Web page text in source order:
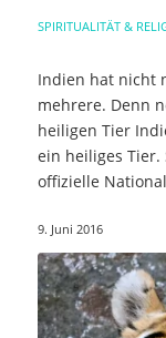
SPIRITUALITÄT &
Indien hat nicht
mehrere. Denn
heiligen Tier
ein heiliges Tier.
offizielle
9. Juni 2016